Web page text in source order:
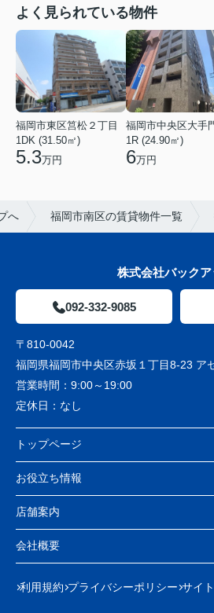
よく見られている物件
福岡市東区筥松２丁目
1DK (31.50㎡)
5.3万円
1R (24.90㎡)
6万円
へ 福岡市南区の賃貸物件一覧
株式会社バック
092-332-9085
〒810-0042
福岡県福岡市中央区赤坂１丁目8-23 ア
営業時間： 9:00～19:00
定休日： なし
トップページ
お役立ち情報
店舗案内
会社概要
利用規約 プライバシーポリシー サイ